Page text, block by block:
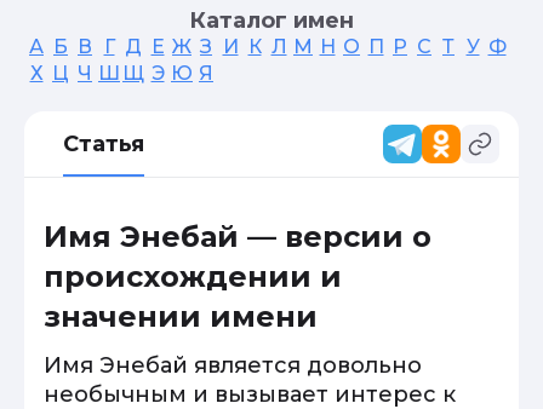
Каталог имен
А Б В Г Д Е Ж З И К Л М Н О П Р С Т У Ф
Х Ц Ч Ш Щ Э Ю Я
Статья
Имя Энебай — версии о
происхождении и
значении имени
Имя Энебай является довольно
необычным и вызывает интерес к